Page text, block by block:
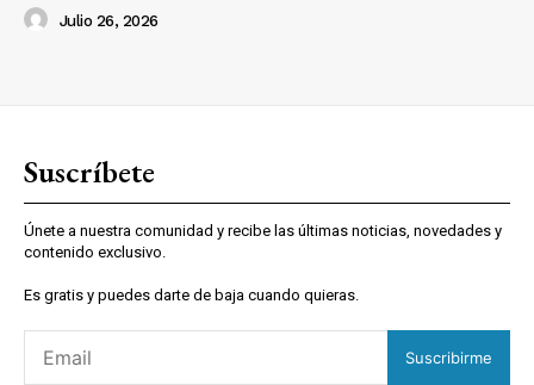
Julio 26, 2026
Suscríbete
Únete a nuestra comunidad y recibe las últimas noticias, novedades y
contenido exclusivo.
Es gratis y puedes darte de baja cuando quieras.
Suscribirme